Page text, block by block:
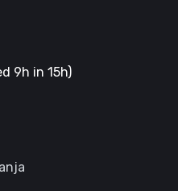
9h in 15h)